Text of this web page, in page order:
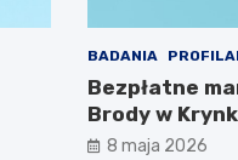
BADANIA
Bezpłatne
Brody w
8 maja 2026